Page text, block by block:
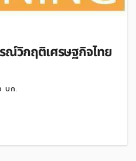
ณ์วิกฤติเศรษฐกิจไทย
บก.